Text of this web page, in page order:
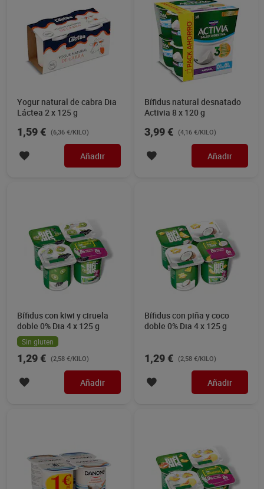
Yogur natural de cabra Dia
Láctea 2 x 125 g
1,59 € (6,36 €/KILO)
Añadir
Bífidus natural desnatado
Activia 8 x 120 g
3,99 € (4,16 €/KILO)
Añadir
Bífidus con kiwi y ciruela
doble 0% Dia 4 x 125 g
Sin gluten
1,29 € (2,58 €/KILO)
Añadir
Bífidus con piña y coco
doble 0% Dia 4 x 125 g
1,29 € (2,58 €/KILO)
Añadir